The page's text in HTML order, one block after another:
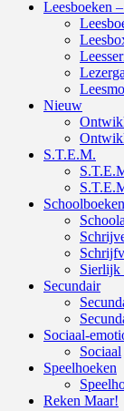
Leesboeken
Nieuw
S.T.E.M.
Schoolboeken
Sierlijk
Secundair
Sociaal-
Sociaal
Speelhoeken
Reken Maar!